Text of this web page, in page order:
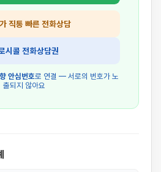
직통 빠른 전화상담
시콜 전화상담권
안심번호로 연결 — 서로의 번호가 노
출되지 않아요